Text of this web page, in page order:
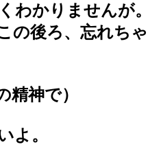
わかりませんが。
の後ろ、忘れちゃ
精神で）
よ。